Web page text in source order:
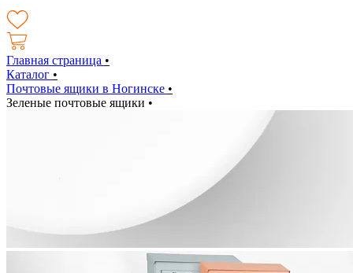
Главная страница •
Каталог •
Почтовые ящики в Ногинске •
Зеленые почтовые ящики •